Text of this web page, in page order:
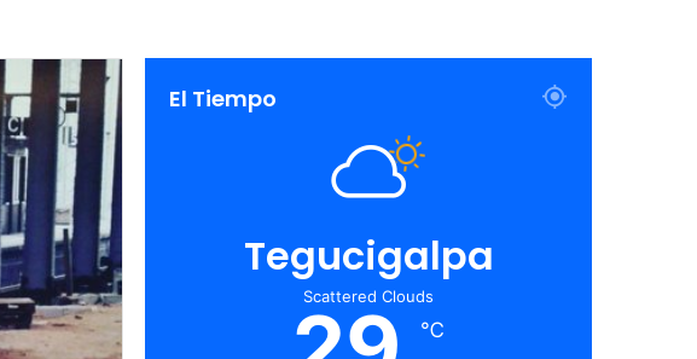
El Tiempo
Tegucigalpa
Scattered Clouds
℃